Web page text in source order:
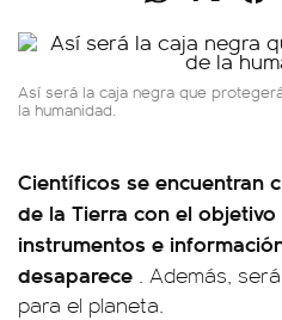
Así será la caja negra que
la humanidad.
Científicos se encuentran
de la Tierra con el
instrumentos e
desaparece . Además,
para el planeta.